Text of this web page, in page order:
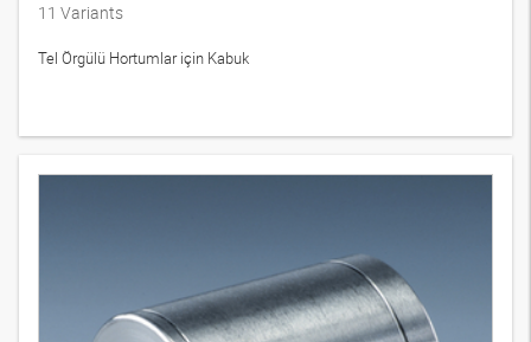
11 Variants
Tel Örgülü Hortumlar için Kabuk